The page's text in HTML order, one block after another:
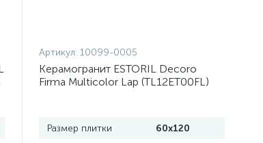
Артикул: 10099-0005
Керамогранит ESTORIL Decoro
Firma Multicolor Lap (TL12ET00FL)
Размер плитки 60x120